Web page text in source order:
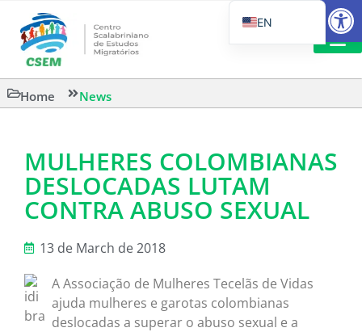
Home News
MULHERES COLOMBIANAS
DESLOCADAS LUTAM
CONTRA ABUSO SEXUAL
13 de March de 2018
A Associação de Mulheres Tecelãs de Vidas
ajuda mulheres e garotas colombianas
deslocadas a superar o abuso sexual e a
EN
IT